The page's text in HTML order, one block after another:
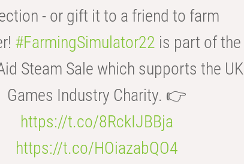
- or gift it to a friend to farm
#FarmingSimulator22 is part of the
Steam Sale which supports the UK
Games Industry Charity. 👉
https://t.co/8RckIJBBja
https://t.co/HOiazabQO4